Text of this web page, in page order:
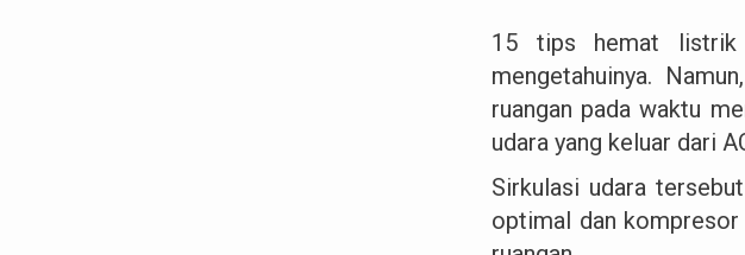
15 tips hemat listrik
mengetahuinya.
ruangan pada waktu
udara yang keluar dari
Sirkulasi udara
optimal dan kompresor